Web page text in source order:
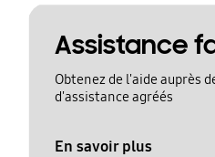
Assistance
Obtenez de l'aide auprès
d'assistance agréés
En savoir plus